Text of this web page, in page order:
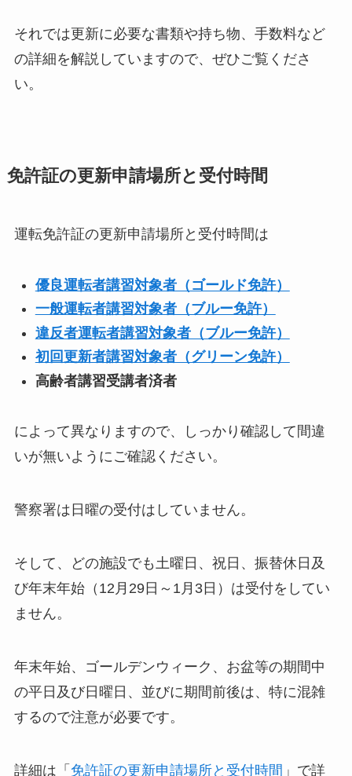
それでは更新に必要な書類や持ち物、手数料など
の詳細を解説していますので、ぜひご覧くださ
い。
免許証の更新申請場所と受付時間
運転免許証の更新申請場所と受付時間は
優良運転者講習対象者（ゴールド免許）
一般運転者講習対象者（ブルー免許）
違反者運転者講習対象者（ブルー免許）
初回更新者講習対象者（グリーン免許）
高齢者講習受講者済者
によって異なりますので、しっかり確認して間違
いが無いようにご確認ください。
警察署は日曜の受付はしていません。
そして、どの施設でも土曜日、祝日、振替休日及
び年末年始（12月29日～1月3日）は受付をしてい
ません。
年末年始、ゴールデンウィーク、お盆等の期間中
の平日及び日曜日、並びに期間前後は、特に混雑
するので注意が必要です。
詳細は「 免許証の更新申請場所と受付時間 」で詳